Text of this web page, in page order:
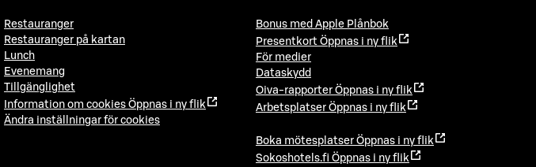
Restauranger
Restauranger på kartan
Lunch
Evenemang
Tillgänglighet
Information om cookies Öppnas i ny flik
Ändra inställningar för cookies
Bonus med Apple Plånbok
Presentkort Öppnas i ny flik
För medier
Dataskydd
Oiva-rapporter Öppnas i ny flik
Arbetsplatser Öppnas i ny flik
Boka mötesplatser Öppnas i ny flik
Sokoshotels.fi Öppnas i ny flik